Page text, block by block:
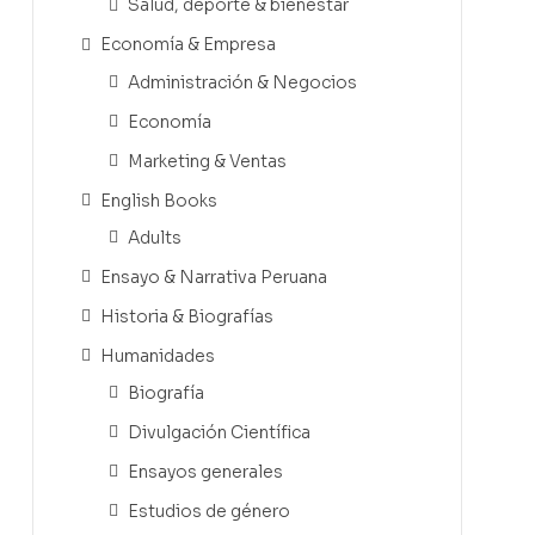
Salud, deporte & bienestar
Economía & Empresa
Administración & Negocios
Economía
Marketing & Ventas
English Books
Adults
Ensayo & Narrativa Peruana
Historia & Biografías
Humanidades
Biografía
Divulgación Científica
Ensayos generales
Estudios de género